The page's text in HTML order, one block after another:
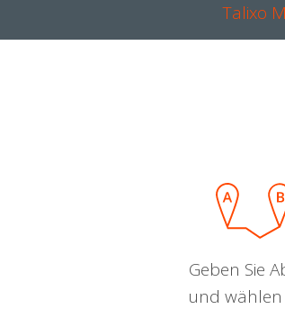
Talixo
Geben Sie
und wählen